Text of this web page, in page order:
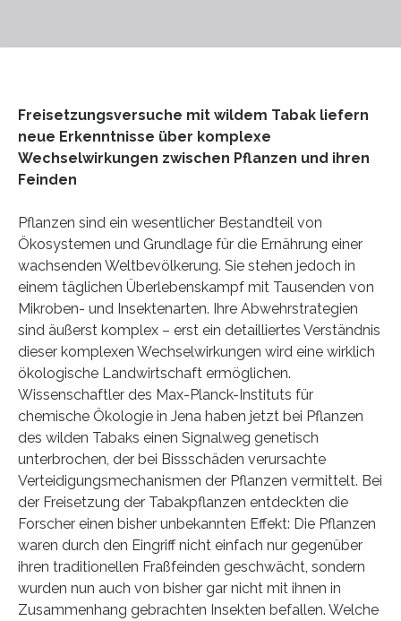
Freisetzungsversuche mit wildem Tabak liefern
neue Erkenntnisse über komplexe
Wechselwirkungen zwischen Pflanzen und ihren
Feinden
Pflanzen sind ein wesentlicher Bestandteil von
Ökosystemen und Grundlage für die Ernährung einer
wachsenden Weltbevölkerung. Sie stehen jedoch in
einem täglichen Überlebenskampf mit Tausenden von
Mikroben- und Insektenarten. Ihre Abwehrstrategien
sind äußerst komplex – erst ein detailliertes Verständnis
dieser komplexen Wechselwirkungen wird eine wirklich
ökologische Landwirtschaft ermöglichen.
Wissenschaftler des Max-Planck-Instituts für
chemische Ökologie in Jena haben jetzt bei Pflanzen
des wilden Tabaks einen Signalweg genetisch
unterbrochen, der bei Bissschäden verursachte
Verteidigungsmechanismen der Pflanzen vermittelt. Bei
der Freisetzung der Tabakpflanzen entdeckten die
Forscher einen bisher unbekannten Effekt: Die Pflanzen
waren durch den Eingriff nicht einfach nur gegenüber
ihren traditionellen Fraßfeinden geschwächt, sondern
wurden nun auch von bisher gar nicht mit ihnen in
Zusammenhang gebrachten Insekten befallen. Welche